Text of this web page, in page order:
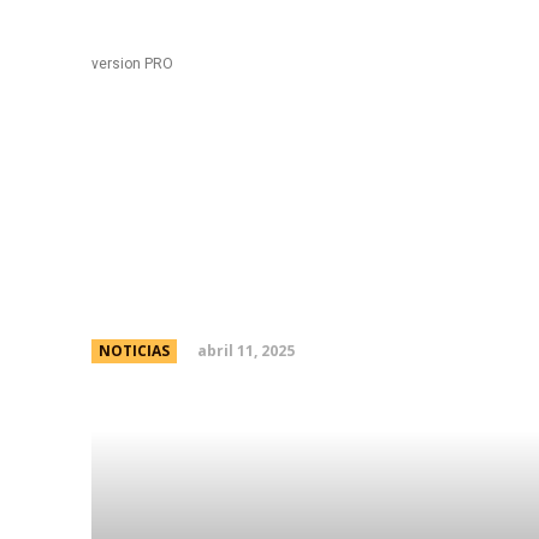
version PRO
NOTICIAS abril 11, 2025